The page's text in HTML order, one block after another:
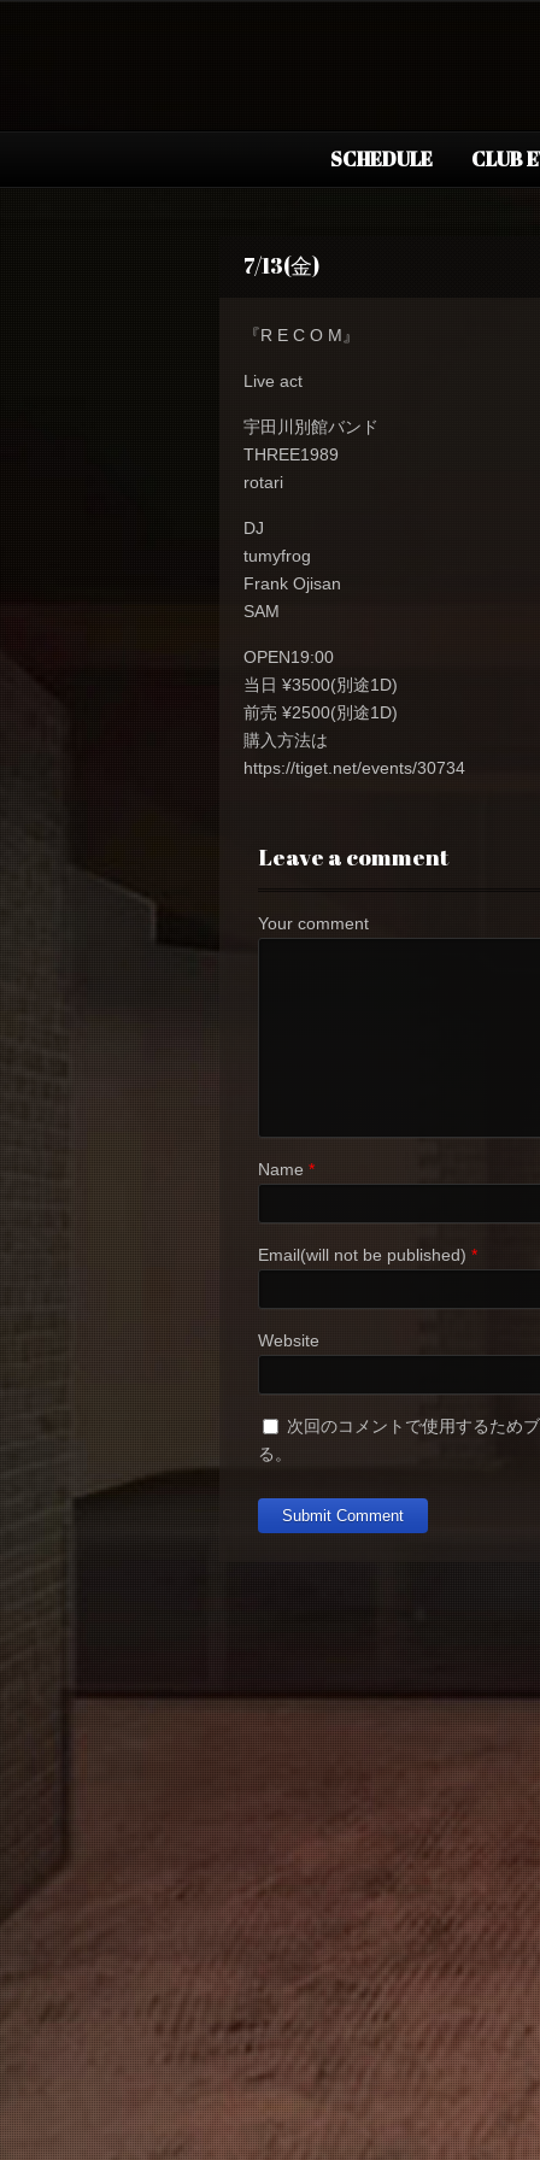
SCHEDULE CLUB
7/13(金)
『R E C O M』
Live act
宇田川別館バンド
THREE1989
rotari
DJ
tumyfrog
Frank Ojisan
SAM
OPEN19:00
当日 ¥3500(別途1D)
前売 ¥2500(別途1D)
購入方法は
https://tiget.net/events/30734
Leave a comment
Your comment
Name *
Email(will not be published) *
Website
次回のコメントで使用するため
る。